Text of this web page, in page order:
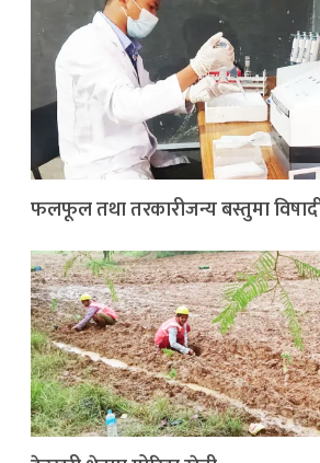
फलफूल तथा तरकारीजन्य बस्तुमा